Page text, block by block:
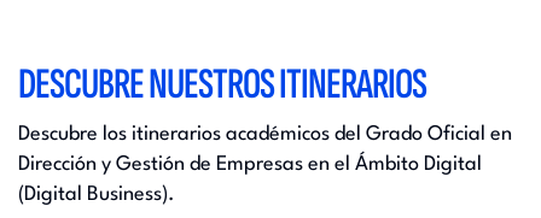
DESCUBRE NUESTROS ITINERARIOS
Descubre los itinerarios académicos del Grado Oficial en
Dirección y Gestión de Empresas en el Ámbito Digital
(Digital Business).